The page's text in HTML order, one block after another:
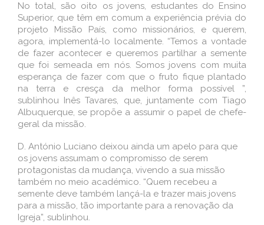
No total, são oito os jovens, estudantes do Ensino
Superior, que têm em comum a experiência prévia do
projeto Missão País, como missionários, e querem,
agora, implementá-lo localmente. “Temos a vontade
de fazer acontecer e queremos partilhar a semente
que foi semeada em nós. Somos jovens com muita
esperança de fazer com que o fruto fique plantado
na terra e cresça da melhor forma possível ”,
sublinhou Inês Tavares, que, juntamente com Tiago
Albuquerque, se propõe a assumir o papel de chefe-
geral da missão.
D. António Luciano deixou ainda um apelo para que
os jovens assumam o compromisso de serem
protagonistas da mudança, vivendo a sua missão
também no meio académico. “Quem recebeu a
semente deve também lançá-la e trazer mais jovens
para a missão, tão importante para a renovação da
Igreja”, sublinhou.